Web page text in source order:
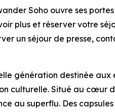
Soho ouvre ses portes
plus et réserver votre
un séjour de presse,
génération destinée
culturelle. Situé au cœur
au superflu. Des